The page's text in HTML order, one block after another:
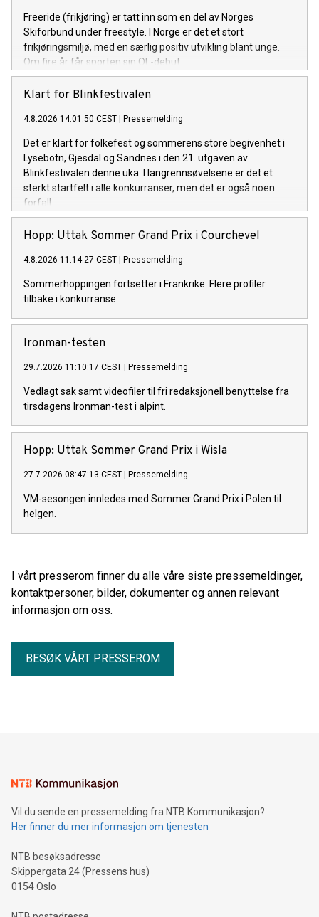
Freeride (frikjøring) er tatt inn som en del av Norges
Skiforbund under freestyle. I Norge er det et stort
frikjøringsmiljø, med en særlig positiv utvikling blant unge.
Om fire år får sporten sin OL-debut.
Klart for Blinkfestivalen
4.8.2026 14:01:50 CEST Pressemelding
Det er klart for folkefest og sommerens store begivenhet i
Lysebotn, Gjesdal og Sandnes i den 21. utgaven av
Blinkfestivalen denne uka. I langrennsøvelsene er det et
sterkt startfelt i alle konkurranser, men det er også noen
forfall.
Hopp: Uttak Sommer Grand Prix i Courchevel
4.8.2026 11:14:27 CEST Pressemelding
Sommerhoppingen fortsetter i Frankrike. Flere profiler
tilbake i konkurranse.
Ironman-testen
29.7.2026 11:10:17 CEST Pressemelding
Vedlagt sak samt videofiler til fri redaksjonell benyttelse fra
tirsdagens Ironman-test i alpint.
Hopp: Uttak Sommer Grand Prix i Wisla
27.7.2026 08:47:13 CEST Pressemelding
VM-sesongen innledes med Sommer Grand Prix i Polen til
helgen.
I vårt presserom finner du alle våre siste pressemeldinger,
kontaktpersoner, bilder, dokumenter og annen relevant
informasjon om oss.
BESØK VÅRT PRESSEROM
Vil du sende en pressemelding fra NTB Kommunikasjon?
Her finner du mer informasjon om tjenesten
NTB besøksadresse
Skippergata 24 (Pressens hus)
0154 Oslo